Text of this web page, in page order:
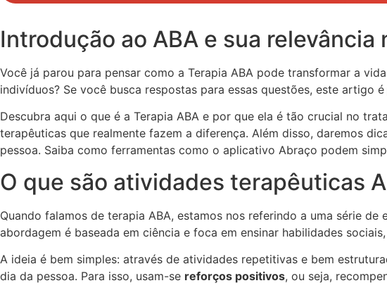
Introdução ao ABA e sua relevância
Você já parou para pensar como a Terapia ABA pode transformar a
indivíduos? Se você busca respostas para essas questões, este artigo
Descubra aqui o que é a Terapia ABA e por que ela é tão crucial no
terapêuticas que realmente fazem a diferença. Além disso, daremos
pessoa. Saiba como ferramentas como o aplicativo Abraço podem
O que são atividades terapêuticas
Quando falamos de terapia ABA, estamos nos referindo a uma série
abordagem é baseada em ciência e foca em ensinar habilidades
A ideia é bem simples: através de atividades repetitivas e bem
dia da pessoa. Para isso, usam-se reforços positivos, ou seja,